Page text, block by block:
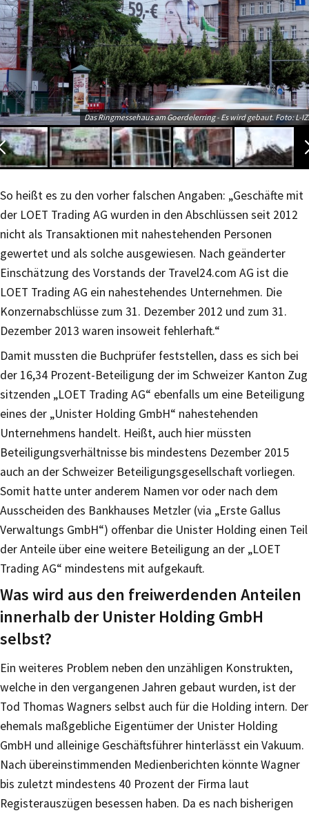
Das Ringmessehaus am Goerdelerring - Es wird gebaut. Foto: L-
So heißt es zu den vorher falschen Angaben: „Geschäfte mit
der LOET Trading AG wurden in den Abschlüssen seit 2012
nicht als Transaktionen mit nahestehenden Personen
gewertet und als solche ausgewiesen. Nach geänderter
Einschätzung des Vorstands der Travel24.com AG ist die
LOET Trading AG ein nahestehendes Unternehmen. Die
Konzernabschlüsse zum 31. Dezember 2012 und zum 31.
Dezember 2013 waren insoweit fehlerhaft.“
Damit mussten die Buchprüfer feststellen, dass es sich bei
der 16,34 Prozent-Beteiligung der im Schweizer Kanton Zug
sitzenden „LOET Trading AG“ ebenfalls um eine Beteiligung
eines der „Unister Holding GmbH“ nahestehenden
Unternehmens handelt. Heißt, auch hier müssten
Beteiligungsverhältnisse bis mindestens Dezember 2015
auch an der Schweizer Beteiligungsgesellschaft vorliegen.
Somit hatte unter anderem Namen vor oder nach dem
Ausscheiden des Bankhauses Metzler (via „Erste Gallus
Verwaltungs GmbH“) offenbar die Unister Holding einen Teil
der Anteile über eine weitere Beteiligung an der „LOET
Trading AG“ mindestens mit aufgekauft.
Was wird aus den freiwerdenden Anteilen
innerhalb der Unister Holding GmbH
selbst?
Ein weiteres Problem neben den unzähligen Konstrukten,
welche in den vergangenen Jahren gebaut wurden, ist der
Tod Thomas Wagners selbst auch für die Holding intern. Der
ehemals maßgebliche Eigentümer der Unister Holding
GmbH und alleinige Geschäftsführer hinterlässt ein Vakuum.
Nach übereinstimmenden Medienberichten könnte Wagner
bis zuletzt mindestens 40 Prozent der Firma laut
Registerauszügen besessen haben. Da es nach bisherigen